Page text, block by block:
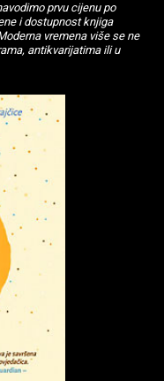
prvu cijenu po
i dostupnost knjiga
vremena više se ne
antikvarijatima ili u